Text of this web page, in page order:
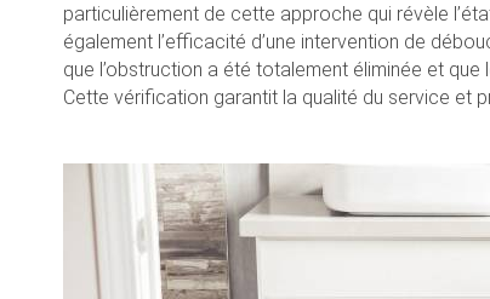
particulièrement de cette approche qui révèle
également l’efficacité d’une intervention de
que l’obstruction a été totalement éliminée et
Cette vérification garantit la qualité du service et